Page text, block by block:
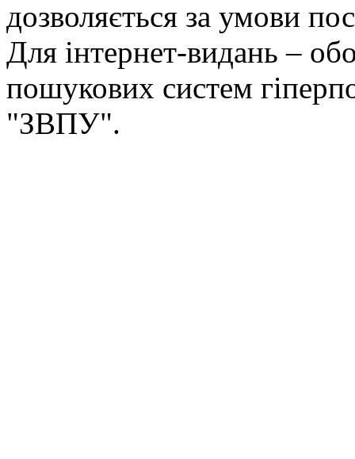
дозволяється за умови
Для інтернет-видань –
пошукових систем
"ЗВПУ".